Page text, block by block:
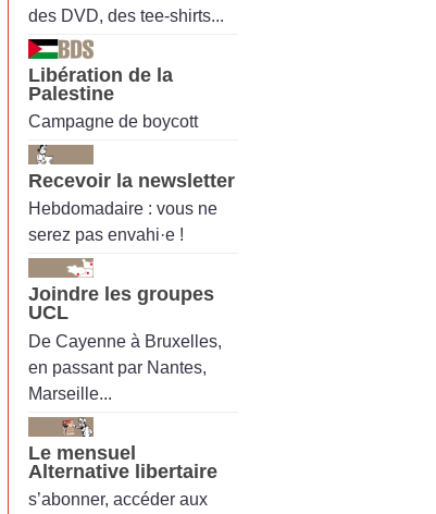
des DVD, des tee-shirts...
Libération de la
Palestine
Campagne de boycott
Recevoir la newsletter
Hebdomadaire : vous ne
serez pas envahi·e !
Joindre les groupes
UCL
De Cayenne à Bruxelles,
en passant par Nantes,
Marseille...
Le mensuel
Alternative libertaire
s’abonner, accéder aux